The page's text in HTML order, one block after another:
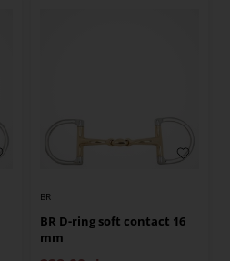
BR
BR D-ring soft contact 16
mm